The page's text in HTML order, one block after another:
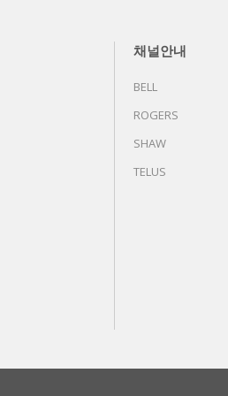
채널안내
BELL
ROGERS
SHAW
TELUS